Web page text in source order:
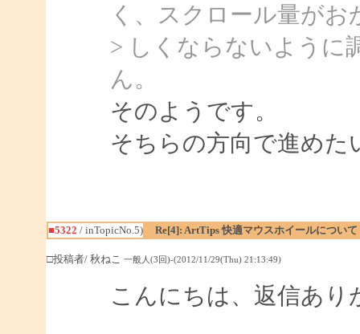
く、スクロール量がお
> しくならないように
ん。
そのようです。
そちらの方向で進めた
■5322 / inTopicNo.5) Re[4]: ArtTips 快適マウスホイールについて
□投稿者/ 秋ねこ 一般人(3回)-(2012/11/29(Thu) 21:13:49)
こんにちは、返信あ